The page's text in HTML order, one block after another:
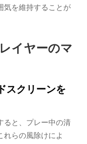
気を維持することが
イヤーのマ
スクリーンを
ると、プレー中の清
れらの風除けによ